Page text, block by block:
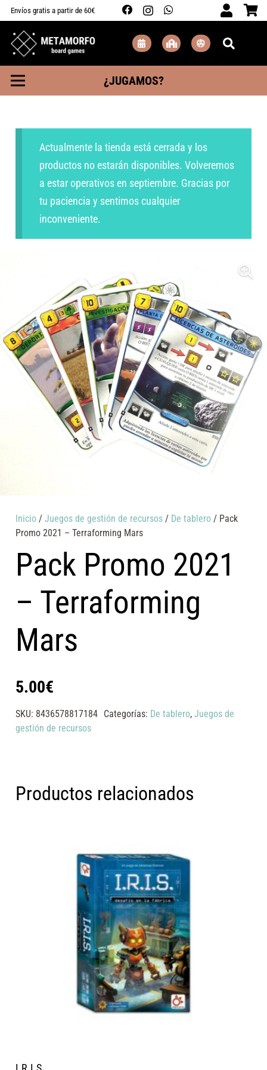
Envíos gratis a partir de 60€
¿JUGAMOS?
Actualmente la tienda está cerrada y los
productos no estarán disponibles. Volveremos
a estar operativos en septiembre. Gracias por
tu paciencia y sentimos cualquier
inconveniente.
Inicio /Juegos de gestión de recursos / De tablero / Pack
Promo 2021 – Terraforming Mars
Pack Promo 2021
– Terraforming
Mars
5.00€
SKU: 8436578817184 Categorías: De tablero, Juegos de
gestión de recursos
Productos relacionados